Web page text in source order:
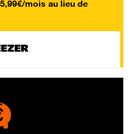
mois au lieu de